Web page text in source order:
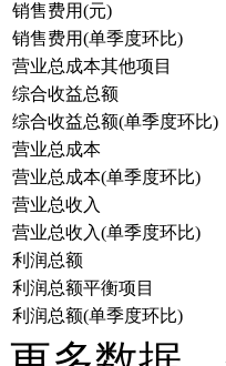
销售费用(元)
销售费用(单季度环比)
营业总成本其他项目
综合收益总额
综合收益总额(单季度环比)
营业总成本
营业总成本(单季度环比)
营业总收入
营业总收入(单季度环比)
利润总额
利润总额平衡项目
利润总额(单季度环比)